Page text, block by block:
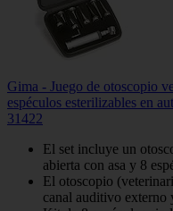
Gima - Juego de otoscopio
espéculos esterilizables en
31422
El set incluye un
abierta con asa y 8
El otoscopio
canal auditivo externo